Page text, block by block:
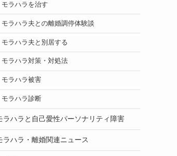
モラハラを治す
モラハラ夫との離婚調停体験談
モラハラ夫と別居する
モラハラ対策・対処法
モラハラ被害
モラハラ診断
ラハラと自己愛性パーソナリティ障害
ラハラ・離婚関連ニュース